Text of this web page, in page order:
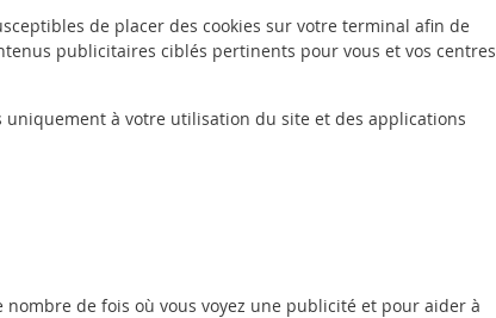
de placer des cookies sur votre terminal afin de
publicitaires ciblés pertinents pour vous et vos centres
à votre utilisation du site et des applications
de fois où vous voyez une publicité et pour aider à